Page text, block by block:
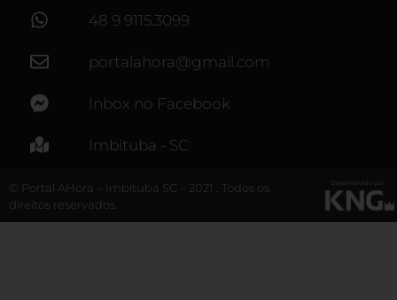
48 9 9115.3099
portalahora@gmail.com
Inbox no Facebook
Imbituba - SC
© Portal AHora – Imbituba SC – 2021 . Todos os
direitos reservados.
Desenvolvido por